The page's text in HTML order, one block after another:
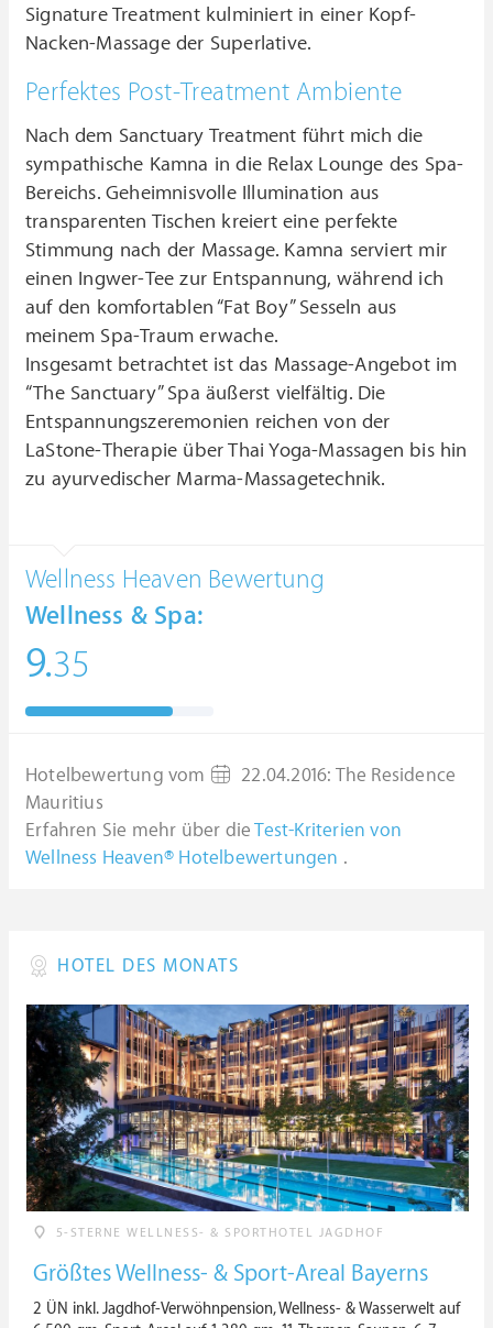
Signature Treatment kulminiert in einer Kopf-
Nacken-Massage der Superlative.
Perfektes Post-Treatment Ambiente
Nach dem Sanctuary Treatment führt mich die
sympathische Kamna in die Relax Lounge des Spa-
Bereichs. Geheimnisvolle Illumination aus
transparenten Tischen kreiert eine perfekte
Stimmung nach der Massage. Kamna serviert mir
einen Ingwer-Tee zur Entspannung, während ich
auf den komfortablen “Fat Boy” Sesseln aus
meinem Spa-Traum erwache.
Insgesamt betrachtet ist das Massage-Angebot im
“The Sanctuary” Spa äußerst vielfältig. Die
Entspannungszeremonien reichen von der
LaStone-Therapie über Thai Yoga-Massagen bis hin
zu ayurvedischer Marma-Massagetechnik.
Wellness Heaven Bewertung
Wellness & Spa:
9.35
Hotelbewertung vom 22.04.2016: The Residence
Mauritius
Erfahren Sie mehr über dieTest-Kriterien von
Wellness Heaven® Hotelbewertungen .
HOTEL DES MONATS
5-STERNE WELLNESS- & SPORTHOTEL JAGDHOF
Größtes Wellness- & Sport-Areal Bayerns
2 ÜN inkl. Jagdhof-Verwöhnpension, Wellness- & Wasserwelt auf